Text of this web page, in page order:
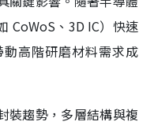
CoWoS、3D IC）快速
高階研磨材料需求成
裝趨勢，多層結構與複